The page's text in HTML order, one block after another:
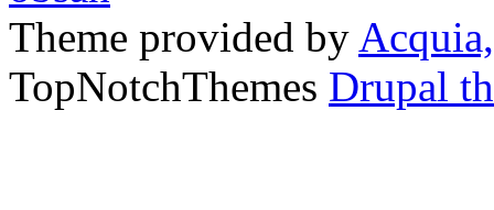
Theme provided by
TopNotchThemes Drupal